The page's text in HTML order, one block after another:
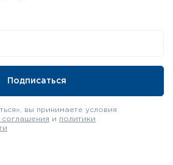
вы принимаете условия
соглашения и политики